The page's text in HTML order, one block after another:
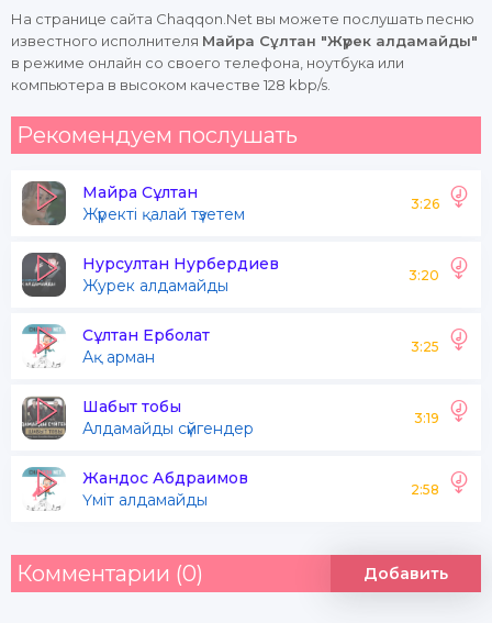
На странице сайта Chaqqon.Net вы можете послушать песню
известного исполнителя Майра Сұлтан "Жүрек алдамайды"
в режиме онлайн со своего телефона, ноутбука или
компьютера в высоком качестве 128 kbp/s.
Рекомендуем послушать
Майра Сұлтан
Жүректі қалай түзетем
3:26
Нурсултан Нурбердиев
Журек алдамайды
3:20
Сұлтан Ерболат
Ақ арман
3:25
Шабыт тобы
Алдамайды сүйгендер
3:19
Жандос Абдраимов
Үміт алдамайды
2:58
Комментарии (0) Добавить